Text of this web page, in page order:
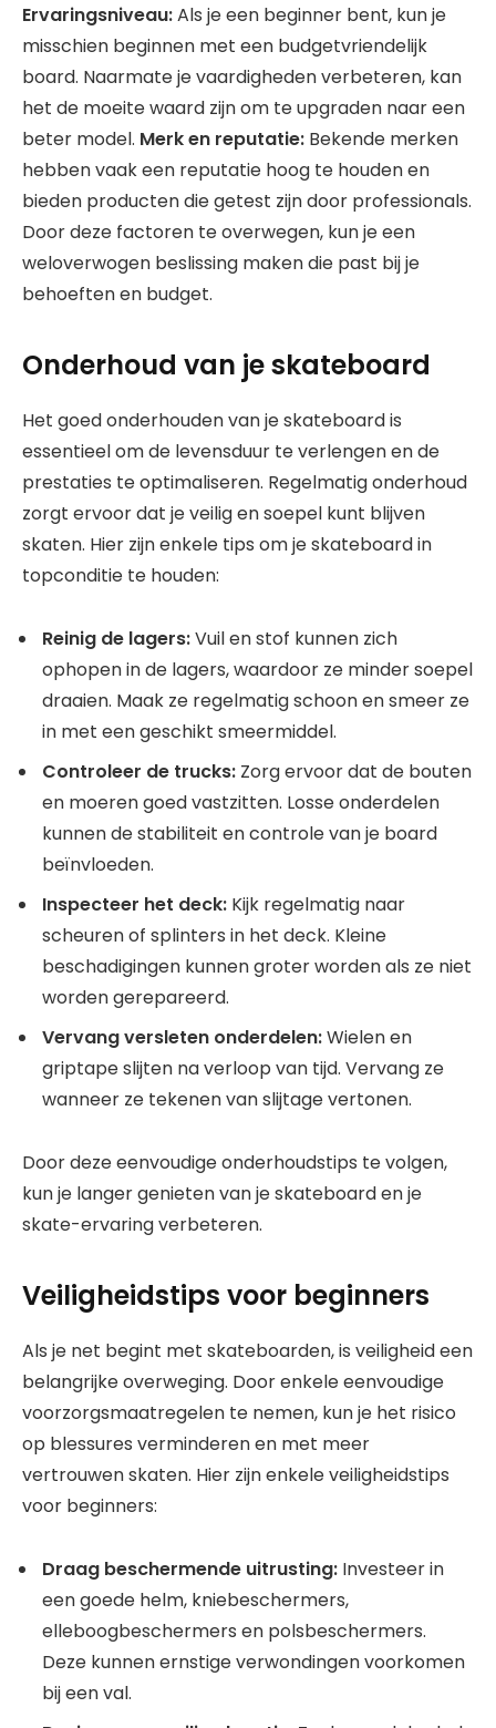
Ervaringsniveau:Als je een beginner bent, kun je
misschien beginnen met een budgetvriendelijk
board. Naarmate je vaardigheden verbeteren, kan
het de moeite waard zijn om te upgraden naar een
beter model. Merk en reputatie: Bekende merken
hebben vaak een reputatie hoog te houden en
bieden producten die getest zijn door professionals.
Door deze factoren te overwegen, kun je een
weloverwogen beslissing maken die past bij je
behoeften en budget.
Onderhoud van je skateboard
Het goed onderhouden van je skateboard is
essentieel om de levensduur te verlengen en de
prestaties te optimaliseren. Regelmatig onderhoud
zorgt ervoor dat je veilig en soepel kunt blijven
skaten. Hier zijn enkele tips om je skateboard in
topconditie te houden:
Reinig de lagers:Vuil en stof kunnen zich
ophopen in de lagers, waardoor ze minder soepel
draaien. Maak ze regelmatig schoon en smeer ze
in met een geschikt smeermiddel.
Controleer de trucks: Zorg ervoor dat de bouten
en moeren goed vastzitten. Losse onderdelen
kunnen de stabiliteit en controle van je board
beïnvloeden.
Inspecteer het deck: Kijk regelmatig naar
scheuren of splinters in het deck. Kleine
beschadigingen kunnen groter worden als ze niet
worden gerepareerd.
Vervang versleten onderdelen:Wielen en
griptape slijten na verloop van tijd. Vervang ze
wanneer ze tekenen van slijtage vertonen.
Door deze eenvoudige onderhoudstips te volgen,
kun je langer genieten van je skateboard en je
skate-ervaring verbeteren.
Veiligheidstips voor beginners
Als je net begint met skateboarden, is veiligheid een
belangrijke overweging. Door enkele eenvoudige
voorzorgsmaatregelen te nemen, kun je het risico
op blessures verminderen en met meer
vertrouwen skaten. Hier zijn enkele veiligheidstips
voor beginners:
Draag beschermende uitrusting: Investeer in
een goede helm, kniebeschermers,
elleboogbeschermers en polsbeschermers.
Deze kunnen ernstige verwondingen voorkomen
bij een val.